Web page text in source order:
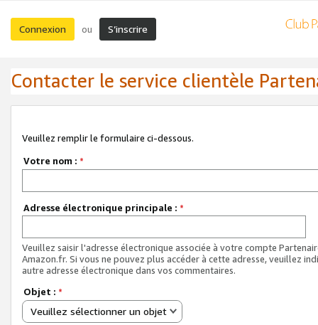
Connexion ou S’inscrire
Contacter le service clientèle
Veuillez remplir le formulaire ci-dessous.
Votre nom : *
Adresse électronique principale : *
Veuillez saisir l'adresse électronique associée à votre compte
Amazon.fr. Si vous ne pouvez plus accéder à cette adresse, veuillez
autre adresse électronique dans vos commentaires.
Objet : *
Veuillez sélectionner un objet